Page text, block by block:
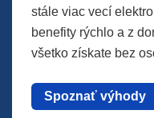
stále viac vecí
benefity rýchlo a z
všetko získate bez
Spoznať výhody